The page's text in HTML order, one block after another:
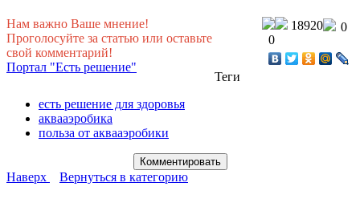
Нам важно Ваше мнение!
Проголосуйте за статью или оставьте
свой комментарий!
Портал "Есть решение"
0
18920
0
Теги
есть решение для здоровья
аквааэробика
польза от аквааэробики
Наверх Вернуться в категорию